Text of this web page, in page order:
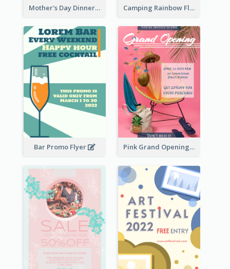
Mother's Day Dinner Promotion Flyer Camping Rainbow Flyer
Bar Promo Flyer Pink Grand Opening Flyer